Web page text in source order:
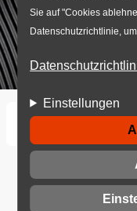
Sie auf "Cookies
Datenschutzrichtlinie,
Einstellungen
Startseite